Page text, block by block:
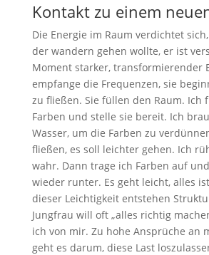
Kontakt zu einem
Die Energie im Raum verdichtet
der wandern gehen wollte, er ist
Moment starker, transformierender
empfange die Frequenzen, sie
zu fließen. Sie füllen den Raum. Ich
Farben und stelle sie bereit. Ich
Wasser, um die Farben zu
fließen, es soll leichter gehen. Ich
wahr. Dann trage ich Farben auf
wieder runter. Es geht leicht, alles
dieser Leichtigkeit entstehen
Jungfrau will oft „alles richtig
ich von mir. Zu hohe Ansprüche an
geht es darum, diese Last